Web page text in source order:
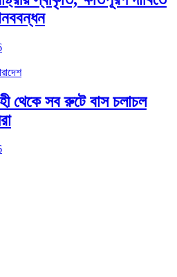
থেকে সব রুটে বাস চলাচল